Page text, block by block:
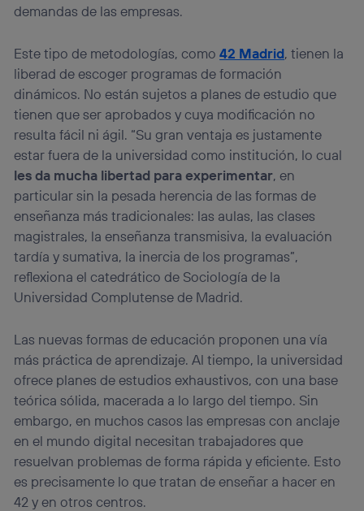
demandas de las empresas.
Este tipo de metodologías, como42 Madrid, tienen la
liberad de escoger programas de formación
dinámicos. No están sujetos a planes de estudio que
tienen que ser aprobados y cuya modificación no
resulta fácil ni ágil. “Su gran ventaja es justamente
estar fuera de la universidad como institución, lo cual
les da mucha libertad para experimentar, en
particular sin la pesada herencia de las formas de
enseñanza más tradicionales: las aulas, las clases
magistrales, la enseñanza transmisiva, la evaluación
tardía y sumativa, la inercia de los programas”,
reflexiona el catedrático de Sociología de la
Universidad Complutense de Madrid.
Las nuevas formas de educación proponen una vía
más práctica de aprendizaje. Al tiempo, la universidad
ofrece planes de estudios exhaustivos, con una base
teórica sólida, macerada a lo largo del tiempo. Sin
embargo, en muchos casos las empresas con anclaje
en el mundo digital necesitan trabajadores que
resuelvan problemas de forma rápida y eficiente. Esto
es precisamente lo que tratan de enseñar a hacer en
42 y en otros centros.